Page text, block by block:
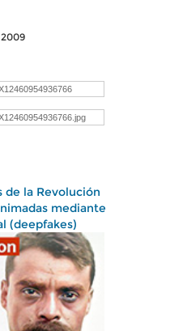
de la Revolución
mediante
(deepfakes)